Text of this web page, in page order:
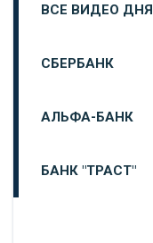
ВСЕ ВИДЕО ДНЯ
СБЕРБАНК
АЛЬФА-БАНК
БАНК "ТРАСТ"